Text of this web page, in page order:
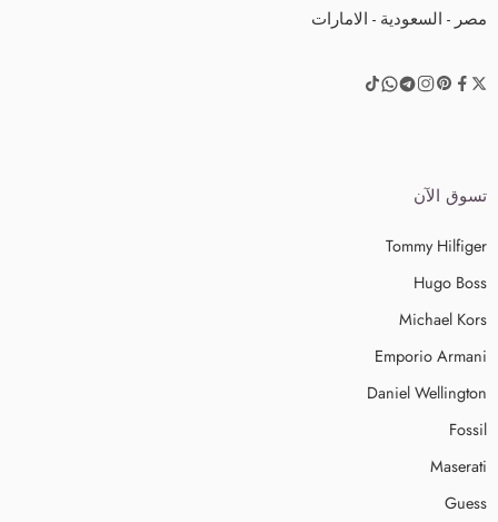
مصر - السعودية - الامارات
تسوق الآن
Tommy Hilfiger
Hugo Boss
Michael Kors
Emporio Armani
Daniel Wellington
Fossil
Maserati
Guess